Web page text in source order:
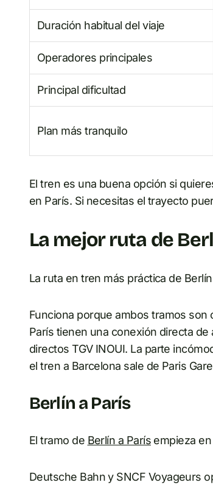
Duración habitual del viaje
Operadores principales
Principal dificultad
Plan más tranquilo
El tren es una buena opción si
en París. Si necesitas el trayecto
La mejor ruta de
La ruta en tren más práctica de
Funciona porque ambos tramos
París tienen una conexión directa
directos TGV INOUI. La parte
el tren a Barcelona sale de Paris
Berlín a París
El tramo de Berlín a Parísempieza en
Deutsche Bahn y SNCF Voyageurs